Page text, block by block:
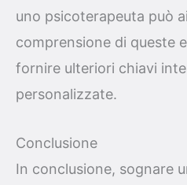
uno psicoterapeuta può
comprensione di queste
fornire ulteriori chiavi
personalizzate.
Conclusione
In conclusione, sognare